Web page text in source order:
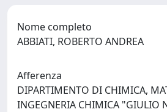
Nome completo
ABBIATI, ROBERTO ANDREA
Afferenza
DIPARTIMENTO DI CHIMICA,
INGEGNERIA CHIMICA "GIULIO